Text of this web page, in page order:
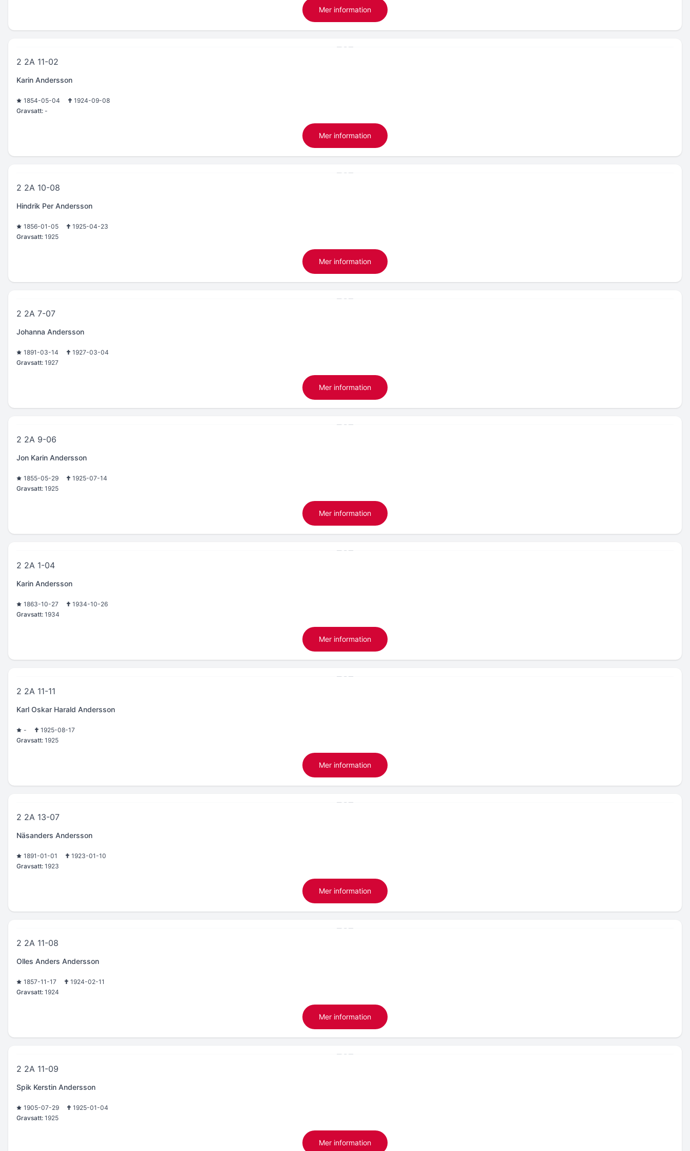
Mer information
2 2A 11-02
Karin Andersson
1854-05-04
1924-09-08
Gravsatt: -
Mer information
2 2A 10-08
Hindrik Per Andersson
1856-01-05
1925-04-23
Gravsatt: 1925
Mer information
2 2A 7-07
Johanna Andersson
1891-03-14
1927-03-04
Gravsatt: 1927
Mer information
2 2A 9-06
Jon Karin Andersson
1855-05-29
1925-07-14
Gravsatt: 1925
Mer information
2 2A 1-04
Karin Andersson
1863-10-27
1934-10-26
Gravsatt: 1934
Mer information
2 2A 11-11
Karl Oskar Harald Andersson
-
1925-08-17
Gravsatt: 1925
Mer information
2 2A 13-07
Näsanders Andersson
1891-01-01
1923-01-10
Gravsatt: 1923
Mer information
2 2A 11-08
Olles Anders Andersson
1857-11-17
1924-02-11
Gravsatt: 1924
Mer information
2 2A 11-09
Spik Kerstin Andersson
1905-07-29
1925-01-04
Gravsatt: 1925
Mer information